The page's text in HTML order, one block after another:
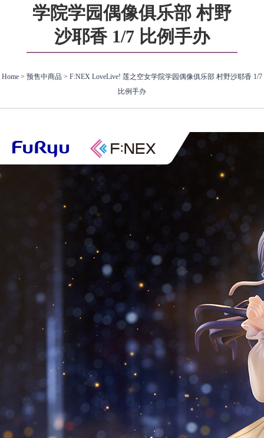
学院学园偶像俱乐部 村野
沙耶香 1/7 比例手办
Home > 预售中商品 > F:NEX LoveLive! 莲之空女学院学园偶像俱乐部 村野沙耶香 1/7
比例手办